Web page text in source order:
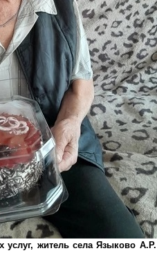
услуг, житель села Языково